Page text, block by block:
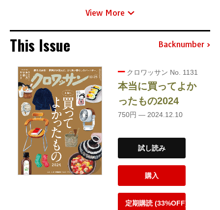
View More
This Issue Backnumber
クロワッサン No. 1131
本当に買ってよか
ったもの2024
750円 — 2024.12.10
試し読み
購入
定期購読 (33%OFF)